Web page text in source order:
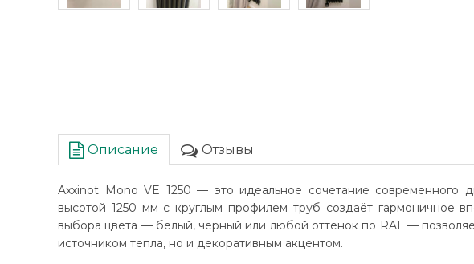
Описание Отзывы
Axxinot Mono VE 1250 — это идеальное сочетание современного
высотой 1250 мм с круглым профилем труб создаёт гармоничное
выбора цвета — белый, черный или любой оттенок по RAL —
источником тепла, но и декоративным акцентом.